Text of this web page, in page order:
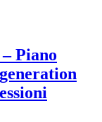
Piano